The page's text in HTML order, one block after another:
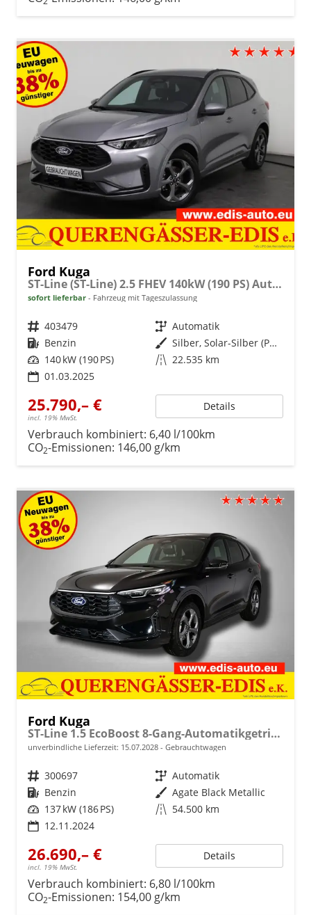
Ford Kuga
ST-Line (ST-Line) 2.5 FHEV 140kW (190 PS) Automatikgetriebe
sofort lieferbar Fahrzeug mit Tageszulassung
Fahrzeugnr. 403479 Getriebe Automatik
Kraftstoff Benzin Außenfarbe
Silber, Solar-Silber (PN4HS0)
Leistung 140 kW (190 PS) Kilometerstand 22.535 km
01.03.2025
25.790,– €
incl. 19% MwSt.
Details
Verbrauch kombiniert: 6,40 l/100km
CO2-Emissionen: 146,00 g/km
Ford Kuga
ST-Line 1.5 EcoBoost 8-Gang-Automatikgetriebe
unverbindliche Lieferzeit: 15.07.2028 Gebrauchtwagen
Fahrzeugnr. 300697 Getriebe Automatik
Kraftstoff Benzin Außenfarbe Agate Black Metallic
Leistung 137 kW (186 PS) Kilometerstand 54.500 km
12.11.2024
26.690,– €
incl. 19% MwSt.
Details
Verbrauch kombiniert: 6,80 l/100km
CO2-Emissionen: 154,00 g/km